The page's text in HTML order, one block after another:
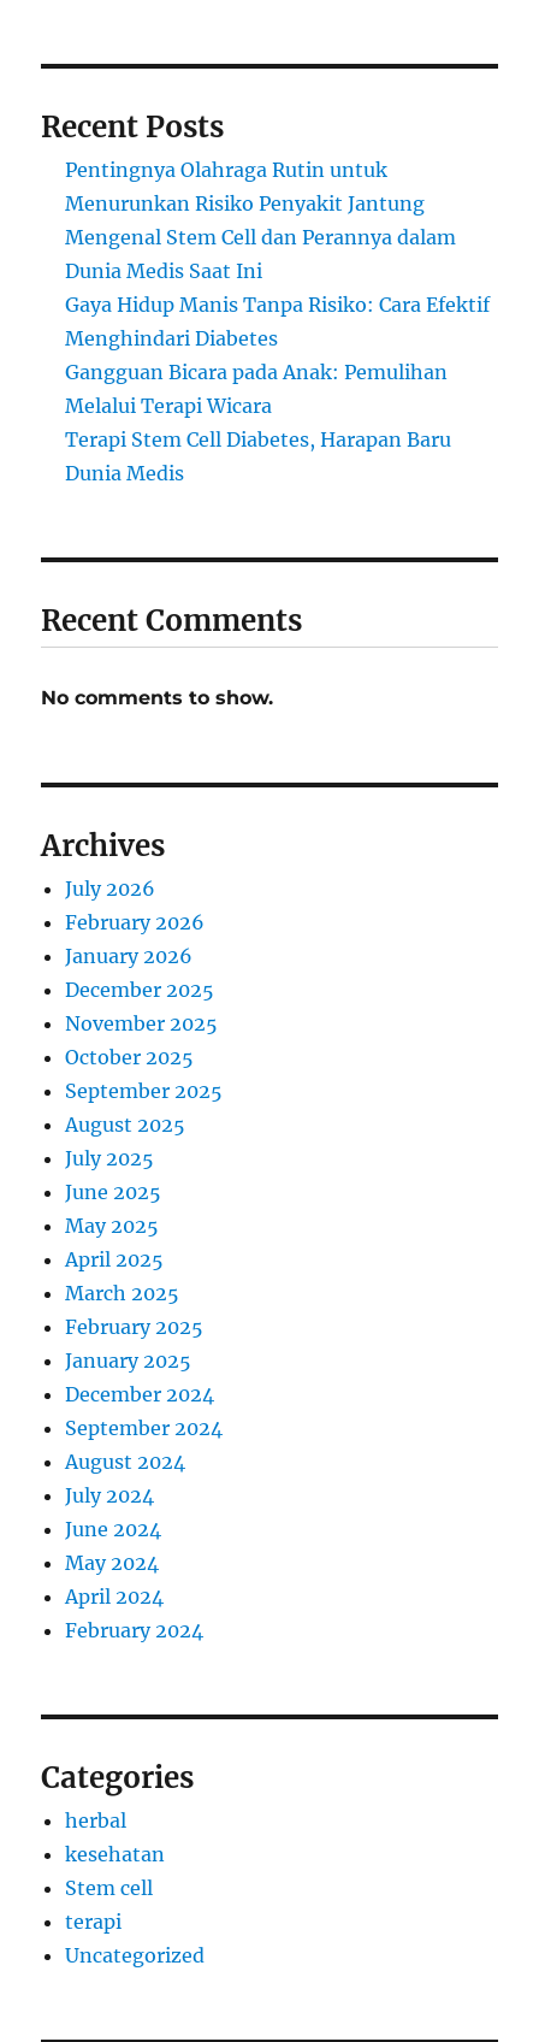
di
Estetika
Recent Posts
Pentingnya Olahraga Rutin untuk
Menurunkan Risiko Penyakit Jantung
Mengenal Stem Cell dan Perannya dalam
Dunia Medis Saat Ini
Gaya Hidup Manis Tanpa Risiko: Cara Efektif
Menghindari Diabetes
Gangguan Bicara pada Anak: Pemulihan
Melalui Terapi Wicara
Terapi Stem Cell Diabetes, Harapan Baru
Dunia Medis
Recent Comments
No comments to show.
Archives
July 2026
February 2026
January 2026
December 2025
November 2025
October 2025
September 2025
August 2025
July 2025
June 2025
May 2025
April 2025
March 2025
February 2025
January 2025
December 2024
September 2024
August 2024
July 2024
June 2024
May 2024
April 2024
February 2024
Categories
herbal
kesehatan
Stem cell
terapi
Uncategorized